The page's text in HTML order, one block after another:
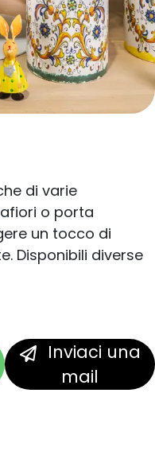
di varie
o porta
un tocco di
Disponibili diverse
mail